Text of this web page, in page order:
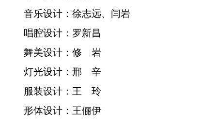
音乐设计：徐志远、闫岩
唱腔设计：罗新昌
舞美设计：修 岩
灯光设计：邢 辛
服装设计：王 玲
形体设计：王俪伊